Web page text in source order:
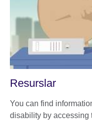
Resurslar
You can find
disability by accessing